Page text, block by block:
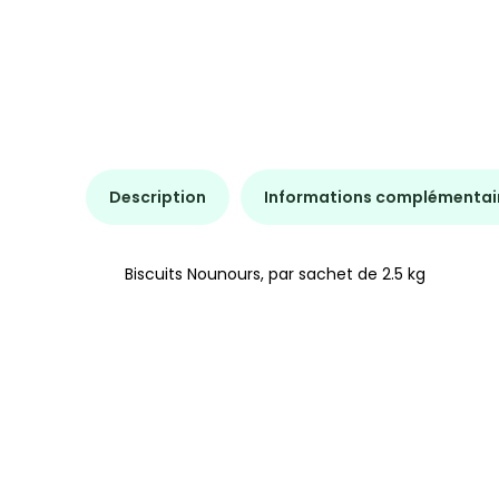
Description Informations
Biscuits Nounours, par sachet de 2.5 kg